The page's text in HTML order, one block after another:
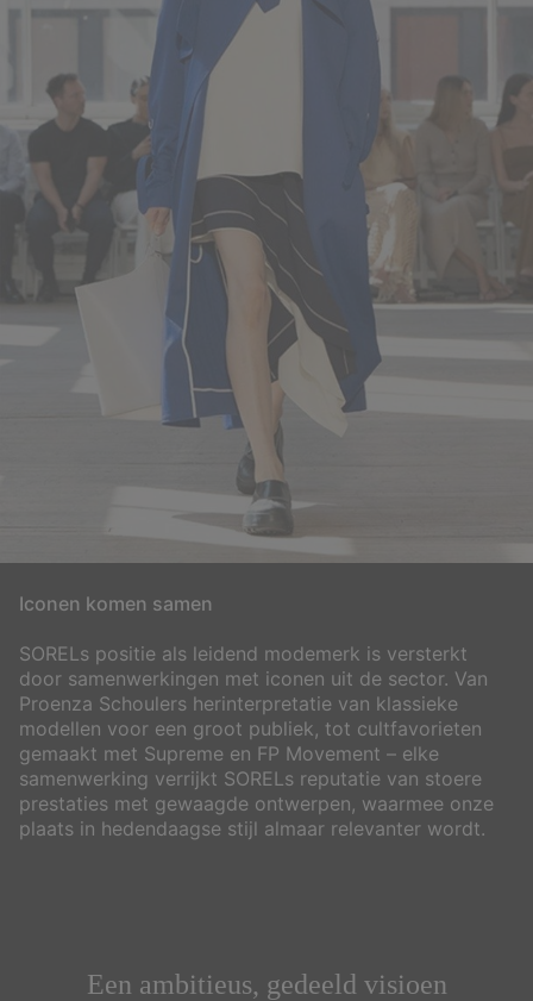
Iconen komen samen
SORELs positie als leidend modemerk is versterkt
door samenwerkingen met iconen uit de sector. Van
Proenza Schoulers herinterpretatie van klassieke
modellen voor een groot publiek, tot cultfavorieten
gemaakt met Supreme en FP Movement – elke
samenwerking verrijkt SORELs reputatie van stoere
prestaties met gewaagde ontwerpen, waarmee onze
plaats in hedendaagse stijl almaar relevanter wordt.
Een ambitieus, gedeeld visioen